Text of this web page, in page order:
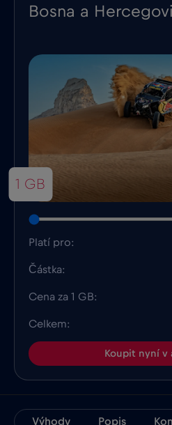
Bosna a
1 GB
Platí pro:
Částka:
Cena za 1 GB:
Celkem:
Koupit nyní v
Výhody Popis